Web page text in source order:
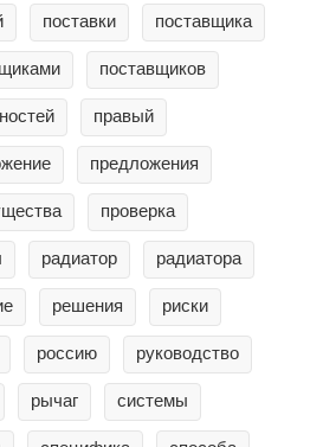
поставки поставщика
поставщиков
правый
предложения
проверка
радиатор радиатора
решения риски
россию руководство
рычаг системы